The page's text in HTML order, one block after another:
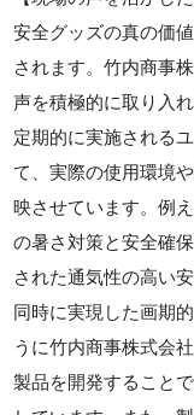
安全グッズの真の価
されます。竹内商事
声を積極的に取り入
定期的に実施される
て、実際の使用環境
映させています。例
の暑さ対策と安全確
された通気性の高い
同時に実現した画期
うに竹内商事株式会
製品を開発すること